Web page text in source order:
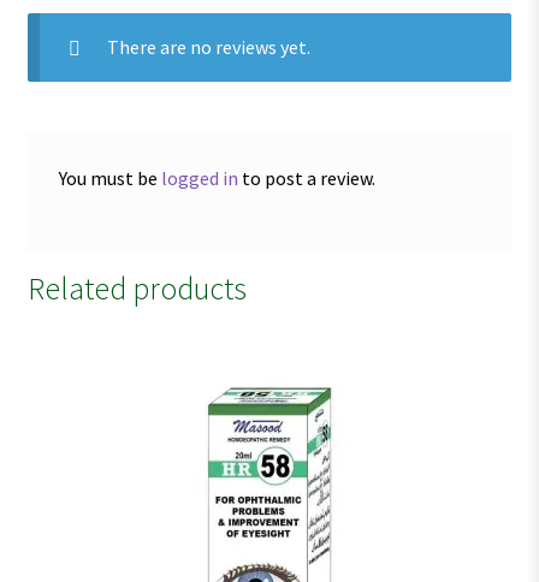
There are no reviews yet.
You must be logged in to post a review.
Related products